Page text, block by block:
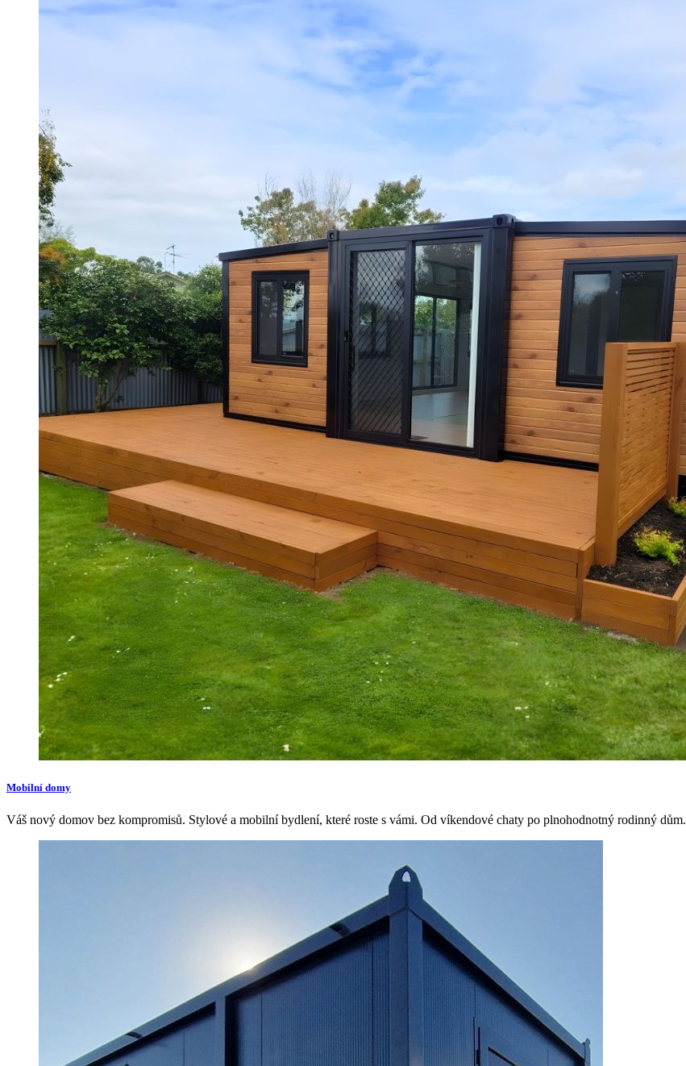
Mobilní domy
Váš nový domov bez kompromisů. Stylové a mobilní bydlení, které roste s vámi. Od víkendové chaty po plnohodnotný rodinný dům.